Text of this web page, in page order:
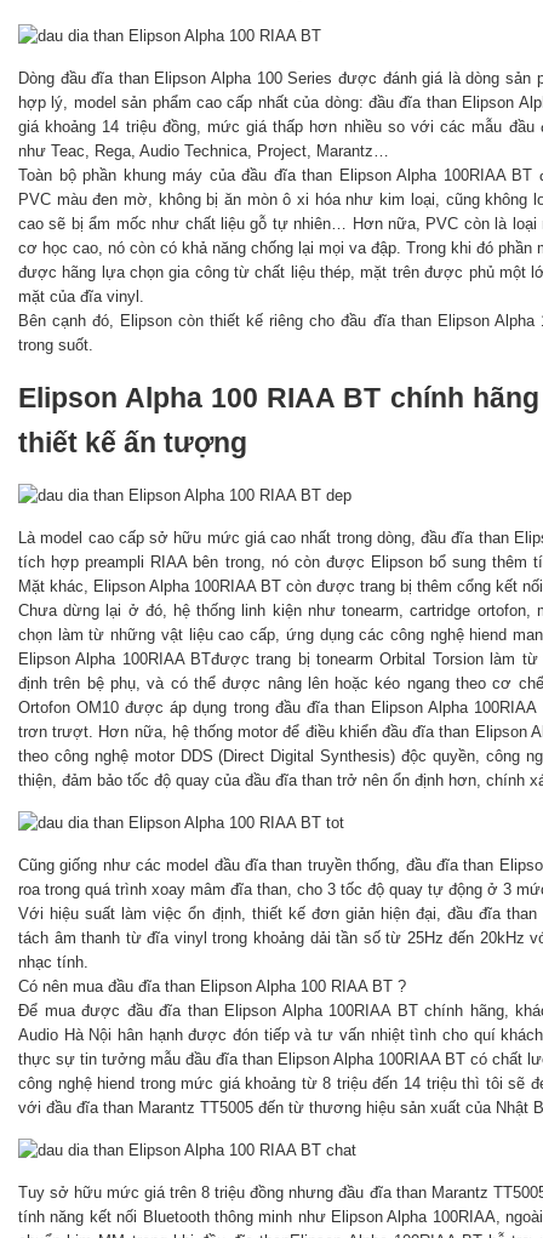
Dòng đầu đĩa than Elipson Alpha 100 Series được đánh giá là dòng sản
hợp lý, model sản phẩm cao cấp nhất của dòng: đầu đĩa than Elipson
giá khoảng 14 triệu đồng, mức giá thấp hơn nhiều so với các mẫu
như Teac, Rega, Audio Technica, Project, Marantz…
Toàn bộ phần khung máy của đầu đĩa than Elipson Alpha 100RIAA
PVC màu đen mờ, không bị ăn mòn ô xi hóa như kim loại, cũng không
cao sẽ bị ẩm mốc như chất liệu gỗ tự nhiên… Hơn nữa, PVC còn là loại
cơ học cao, nó còn có khả năng chống lại mọi va đập. Trong khi đó phần
được hãng lựa chọn gia công từ chất liệu thép, mặt trên được phủ một
mặt của đĩa vinyl.
Bên cạnh đó, Elipson còn thiết kế riêng cho đầu đĩa than Elipson
trong suốt.
Elipson Alpha 100 RIAA BT chính
thiết kế ấn tượng
Là model cao cấp sở hữu mức giá cao nhất trong dòng, đầu đĩa than
tích hợp preampli RIAA bên trong, nó còn được Elipson bổ sung thêm
Mặt khác, Elipson Alpha 100RIAA BT còn được trang bị thêm cổng kết
Chưa dừng lại ở đó, hệ thống linh kiện như tonearm, cartridge
chọn làm từ những vật liệu cao cấp, ứng dụng các công nghệ hiend
Elipson Alpha 100RIAA BTđược trang bị tonearm Orbital Torsion làm
định trên bệ phụ, và có thể được nâng lên hoặc kéo ngang theo cơ
Ortofon OM10 được áp dụng trong đầu đĩa than Elipson Alpha
trơn trượt. Hơn nữa, hệ thống motor để điều khiển đầu đĩa than Elipson
theo công nghệ motor DDS (Direct Digital Synthesis) độc quyền, công
thiện, đảm bảo tốc độ quay của đầu đĩa than trở nên ổn định hơn, chính
Cũng giống như các model đầu đĩa than truyền thống, đầu đĩa than
roa trong quá trình xoay mâm đĩa than, cho 3 tốc độ quay tự động ở 3
Với hiệu suất làm việc ổn định, thiết kế đơn giản hiện đại, đầu đĩa
tách âm thanh từ đĩa vinyl trong khoảng dải tần số từ 25Hz đến 20kHz
nhạc tính.
Có nên mua đầu đĩa than Elipson Alpha 100 RIAA BT ?
Để mua được đầu đĩa than Elipson Alpha 100RIAA BT chính hãng,
Audio Hà Nội hân hạnh được đón tiếp và tư vấn nhiệt tình cho quí
thực sự tin tưởng mẫu đầu đĩa than Elipson Alpha 100RIAA BT có chất
công nghệ hiend trong mức giá khoảng từ 8 triệu đến 14 triệu thì tôi sẽ
với đầu đĩa than Marantz TT5005 đến từ thương hiệu sản xuất của Nhật
Tuy sở hữu mức giá trên 8 triệu đồng nhưng đầu đĩa than Marantz
tính năng kết nối Bluetooth thông minh như Elipson Alpha 100RIAA,